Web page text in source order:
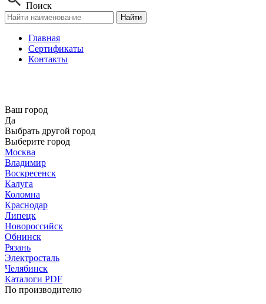
Поиск
Найти
Главная
Сертификаты
Контакты
Ваш город
Да
Выбрать другой город
Выберите город
Москва
Владимир
Воскресенск
Калуга
Коломна
Краснодар
Липецк
Новороссийск
Обнинск
Рязань
Электросталь
Челябинск
Каталоги PDF
По производителю